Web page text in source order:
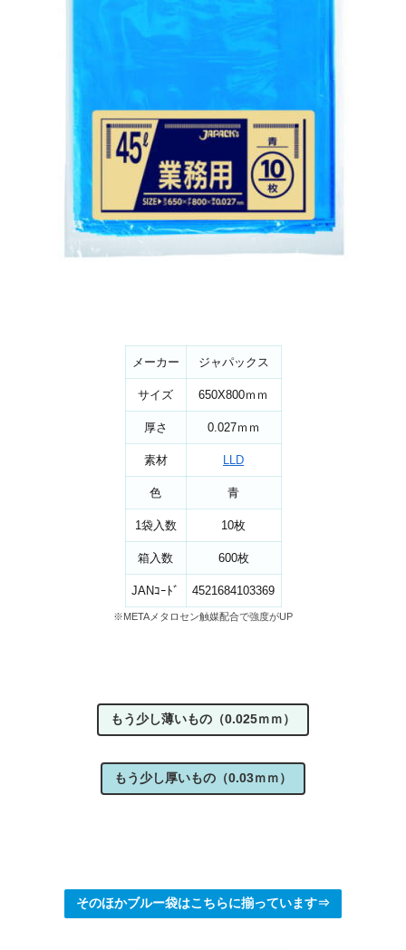
メーカー ジャパックス
サイズ 650X800ｍｍ
厚さ 0.027ｍｍ
素材 LLD
色 青
1袋入数 10枚
箱入数 600枚
JANｺｰﾄﾞ 4521684103369
※METAメタロセン触媒配合で強度がUP
もう少し薄いもの（0.025ｍｍ）
もう少し厚いもの（0.03ｍｍ）
そのほかブルー袋はこちらに揃っています⇒